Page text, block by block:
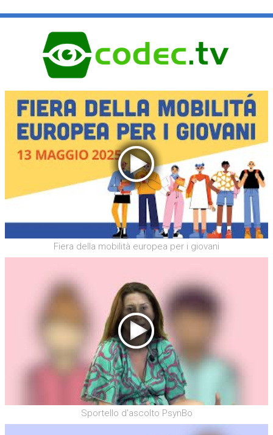
Fiera della mobilità europea per i giovani
Sportello d'ascolto PsynBo